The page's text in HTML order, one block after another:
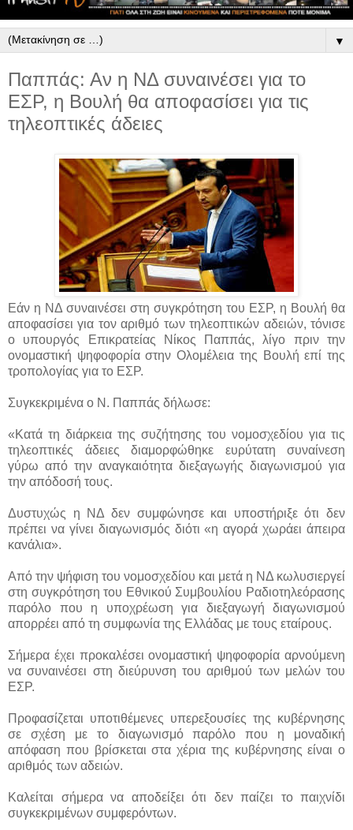
▼
Παππάς: Αν η ΝΔ συναινέσει για το
ΕΣΡ, η Βουλή θα αποφασίσει για τις
τηλεοπτικές άδειες
Εάν η ΝΔ συναινέσει στη συγκρότηση του ΕΣΡ, η Βουλή θα
αποφασίσει για τον αριθμό των τηλεοπτικών αδειών, τόνισε
ο υπουργός Επικρατείας Νίκος Παππάς, λίγο πριν την
ονομαστική ψηφοφορία στην Ολομέλεια της Βουλή επί της
τροπολογίας για το ΕΣΡ.
Συγκεκριμένα ο Ν. Παππάς δήλωσε:
«Κατά τη διάρκεια της συζήτησης του νομοσχεδίου για τις
τηλεοπτικές άδειες διαμορφώθηκε ευρύτατη συναίνεση
γύρω από την αναγκαιότητα διεξαγωγής διαγωνισμού για
την απόδοσή τους.
Δυστυχώς η ΝΔ δεν συμφώνησε και υποστήριξε ότι δεν
πρέπει να γίνει διαγωνισμός διότι «η αγορά χωράει άπειρα
κανάλια».
Από την ψήφιση του νομοσχεδίου και μετά η ΝΔ κωλυσιεργεί
στη συγκρότηση του Εθνικού Συμβουλίου Ραδιοτηλεόρασης
παρόλο που η υποχρέωση για διεξαγωγή διαγωνισμού
απορρέει από τη συμφωνία της Ελλάδας με τους εταίρους.
Σήμερα έχει προκαλέσει ονομαστική ψηφοφορία αρνούμενη
να συναινέσει στη διεύρυνση του αριθμού των μελών του
ΕΣΡ.
Προφασίζεται υποτιθέμενες υπερεξουσίες της κυβέρνησης
σε σχέση με το διαγωνισμό παρόλο που η μοναδική
απόφαση που βρίσκεται στα χέρια της κυβέρνησης είναι ο
αριθμός των αδειών.
Καλείται σήμερα να αποδείξει ότι δεν παίζει το παιχνίδι
συγκεκριμένων συμφερόντων.